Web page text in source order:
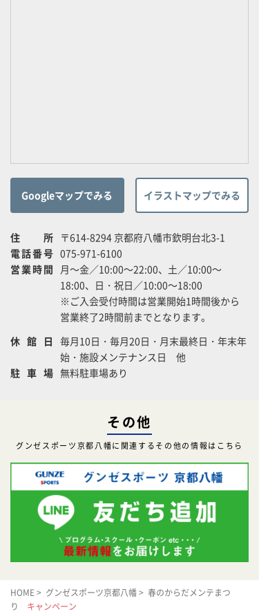
Googleマップでみる イラストマップでみる
住所 〒614-8294 京都府八幡市欽明台北3-1
電話番号 075-971-6100
営業時間 月～金／10:00～22:00、土／10:00～
18:00、日・祝日／10:00～18:00
※ご入会受付時間は営業開始1時間後から
営業終了2時間前までとなります。
休館日 毎月10日・毎月20日・月末最終日・年末年
始・施設メンテナンス日 他
駐車場 無料駐車場あり
その他
グンゼスポーツ京都八幡に関連するその他の情報はこちら
HOME> グンゼスポーツ京都八幡> 春のからだメンテまつ
り キャンペーン